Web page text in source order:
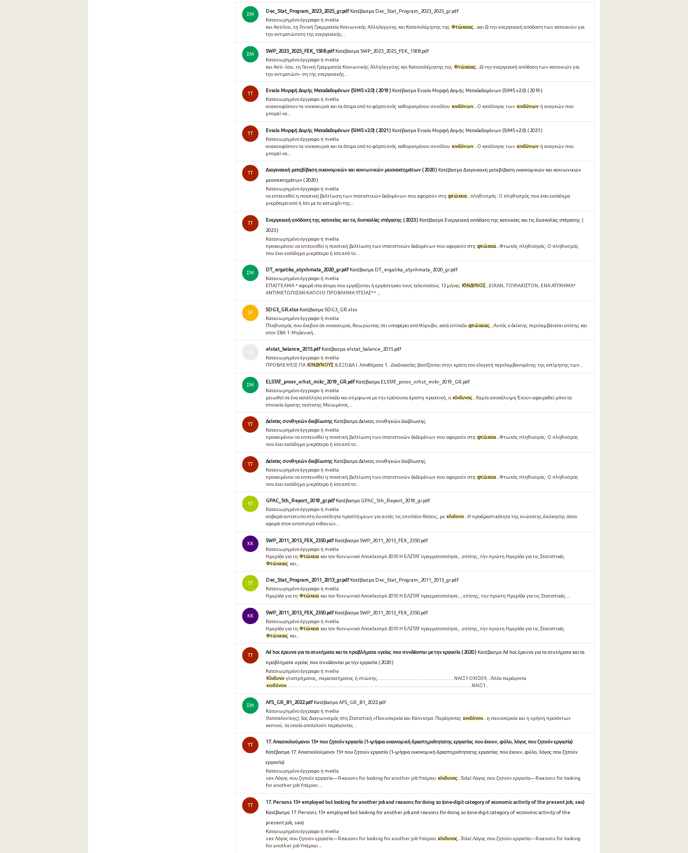
ΣΜ
Dec_Stat_Program_2023_2025_gr.pdf Κατέβασμα Dec_Stat_Program_2023_2025_gr.pdf
Καταχωρημένο έγγραφο ή media
και Ασύλου, τη Γενική Γραμματεία Κοινωνικής Αλληλεγγύης και Καταπολέμησης της Φτώχειας...και δ) την ενεργειακή απόδοση των κατοικιών για
την αντιμετώπιση της ενεργειακής...
ΣΜ
SWP_2023_2025_FEK_158B.pdf Κατέβασμα SWP_2023_2025_FEK_158B.pdf
Καταχωρημένο έγγραφο ή media
και Ασύ- λου, τη Γενική Γραμματεία Κοινωνικής Αλληλεγγύης και Καταπολέμησης της Φτώχειας ...δ) την ενεργειακή απόδοση των κατοικιών για
την αντιμετώπι- ση της ενεργειακής...
TT
Ενιαία Μορφή Δομής Μεταδεδομένων (SIMS v2.0) ( 2019 ) Κατέβασμα Ενιαία Μορφή Δομής Μεταδεδομένων (SIMS v2.0) ( 2019 )
Καταχωρημένο έγγραφο ή media
ανακουφίσουν τα νοικοκυριά και τα άτομα από το φόρτο ενός καθορισμένου συνόλου κινδύνων...Ο κατάλογος των κινδύνων ή αναγκών που
μπορεί να...
TT
Ενιαία Μορφή Δομής Μεταδεδομένων (SIMS v2.0) ( 2021 ) Κατέβασμα Ενιαία Μορφή Δομής Μεταδεδομένων (SIMS v2.0) ( 2021 )
Καταχωρημένο έγγραφο ή media
ανακουφίσουν τα νοικοκυριά και τα άτομα από το φόρτο ενός καθορισμένου συνόλου κινδύνων ...Ο κατάλογος των κινδύνων ή αναγκών που
μπορεί να...
TT
Διαγενεακή μεταβίβαση οικονομικών και κοινωνικών μειονεκτημάτων ( 2020 ) Κατέβασμα Διαγενεακή μεταβίβαση οικονομικών και κοινωνικών
μειονεκτημάτων ( 2020 )
Καταχωρημένο έγγραφο ή media
να επιτευχθεί η ποιοτική βελτίωση των στατιστικών δεδομένων που αφορούν στη φτώχεια...πληθυσμός: Ο πληθυσμός που έχει εισόδημα
μικρότερο από ή ίσο με το κατώφλι της...
TT
Ενεργειακή απόδοση της κατοικίας και τις δυσκολίες στέγασης ( 2023 ) Κατέβασμα Ενεργειακή απόδοση της κατοικίας και τις δυσκολίες στέγασης (
2023 )
Καταχωρημένο έγγραφο ή media
προκειμένου να επιτευχθεί η ποιοτική βελτίωση των στατιστικών δεδομένων που αφορούν στη φτώχεια ...Φτωχός πληθυσμός: Ο πληθυσμός
που έχει εισόδημα μικρότερο ή ίσο από το ...
ΣΜ
DT_ergatika_atyxhmata_2020_gr.pdf Κατέβασμα DT_ergatika_atyxhmata_2020_gr.pdf
Καταχωρημένο έγγραφο ή media
ΕΠΑΓΓΕΛΜΑ * αφορά στα άτομα που εργάζονται ή εργάστηκαν τους τελευταίους 12 μήνες ΚΊΝΔΥΝΟΣ...ΕΙΧΑΝ, ΤΟΥΛΑΧΙΣΤΟΝ, ΕΝΑ ΑΤΥΧΗΜΑ*
ΑΝΤΙΜΕΤΩΠΙΣΑΝ ΚΑΠΟΙΟ ΠΡΟΒΛΗΜΑ ΥΓΕΙΑΣ** ...
SF
SDG3_GR.xlsx Κατέβασμα SDG3_GR.xlsx
Καταχωρημένο έγγραφο ή media
Πληθυσμός που διαβιοί σε νοικοκυριά, θεωρώντας ότι υποφέρει από θόρυβο, κατά επίπεδο φτώχειας ...Αυτός ο δείκτης περιλαμβάνεται επίσης και
στον ΣΒΑ 1: Μηδενική...
elstat_balance_2015.pdf Κατέβασμα elstat_balance_2015.pdf
Καταχωρημένο έγγραφο ή media
ΠΡΟΒΛΕΨΕΙΣ ΓΙΑ ΚΙΝΔΥΝΟΥΣ & ΕΞΟΔΑ Ι. Αποθέματα 1....διαδικασίες βασίζονται στην κρίση του ελεγκτή περιλαμβανομένης της εκτίμησης των...
ΣΜ
ELSTAT_prosv_xrhst_mikr_2019_GR.pdf Κατέβασμα ELSTAT_prosv_xrhst_mikr_2019_GR.pdf
Καταχωρημένο έγγραφο ή media
μειωθεί σε ένα κατάλληλο επίπεδο και σύμφωνα με την τρέχουσα άριστη πρακτική, ο κίνδυνος ...Καμία αποκάλυψη Έχουν αφαιρεθεί μόνο τα
στοιχεία άμεσης ταύτισης Μειωμένος...
TT
Δείκτες συνθηκών διαβίωσης Κατέβασμα Δείκτες συνθηκών διαβίωσης
Καταχωρημένο έγγραφο ή media
προκειµένου να επιτευχθεί η ποιοτική βελτίωση των στατιστικών δεδοµένων που αφορούν στη φτώχεια...Φτωχός πληθυσµός: Ο πληθυσµός
που έχει εισόδηµα µικρότερο ή ίσο από το...
TT
Δείκτες συνθηκών διαβίωσης Κατέβασμα Δείκτες συνθηκών διαβίωσης
Καταχωρημένο έγγραφο ή media
προκειμένου να επιτευχθεί η ποιοτική βελτίωση των στατιστικών δεδομένων που αφορούν στη φτώχεια ...Φτωχός πληθυσμός: Ο πληθυσμός
που έχει εισόδημα μικρότερο ή ίσο από το...
ST
GPAC_5th_Report_2018_gr.pdf Κατέβασμα GPAC_5th_Report_2018_gr.pdf
Καταχωρημένο έγγραφο ή media
σοβαρό αντίκτυπο στη δυνατότητα προσλήψεων για αυτές τις επιπλέον θέσεις, με κίνδυνο...Η προδραστικότητα της ανώτατης διοίκησης όσον
αφορά στον εντοπισμό πιθανών...
KK
SWP_2011_2013_FEK_2350.pdf Κατέβασμα SWP_2011_2013_FEK_2350.pdf
Καταχωρημένο έγγραφο ή media
Ημερίδα για τη Φτώχεια και τον Κοινωνικό Αποκλεισμό 2010 Η ΕΛΣΤΑΤ πραγματοποίησε,...επίσης, την πρώτη Ημερίδα για τις Στατιστικές
Φτώχειας και...
ST
Dec_Stat_Program_2011_2013_gr.pdf Κατέβασμα Dec_Stat_Program_2011_2013_gr.pdf
Καταχωρημένο έγγραφο ή media
Ημερίδα για τη Φτώχεια και τον Κοινωνικό Αποκλεισμό 2010 Η ΕΛΣΤΑΤ πραγματοποίησε..., επίσης, την πρώτη Ημερίδα για τις Στατιστικές ...
KK
SWP_2011_2013_FEK_2350.pdf Κατέβασμα SWP_2011_2013_FEK_2350.pdf
Καταχωρημένο έγγραφο ή media
Ημερίδα για τη Φτώχεια και τον Κοινωνικό Αποκλεισμό 2010 Η ΕΛΣΤΑΤ πραγματοποίησε,...επίσης, την πρώτη Ημερίδα για τις Στατιστικές
Φτώχειας και...
TT
Ad hoc έρευνα για τα ατυχήματα και τα προβλήματα υγείας που συνδέονται με την εργασία ( 2020 ) Κατέβασμα Ad hoc έρευνα για τα ατυχήματα και τα
προβλήματα υγείας που συνδέονται με την εργασία ( 2020 )
Καταχωρημένο έγγραφο ή media
Κίνδυνο γλιστρήματος, παραπατήματος ή πτώσης………………………………………ΝΑΙ1 ΟΧΙ0 9....Άλλο παράγοντα
κινδύνου………………………………………………………………………………………………ΝΑΙ1...
ΣΜ
AFS_GR_B1_2022.pdf Κατέβασμα AFS_GR_B1_2022.pdf
Καταχωρημένο έγγραφο ή media
Θεσσαλονίκης) 5ος Διαγωνισμός στη Στατιστική «Παχυσαρκία και Κάπνισμα: Παράγοντες κινδύνου ...η παχυσαρκία και η χρήση προϊόντων
καπνού, τα οποία αποτελούν παράγοντες...
TT
17. Απασχολούμενοι 15+ που ζητούν εργασία (1-ψήφια οικονομική δραστηριότητατης εργασίας που έχουν, φύλο, λόγος που ζητούν εργασία)
Κατέβασμα 17. Απασχολούμενοι 15+ που ζητούν εργασία (1-ψήφια οικονομική δραστηριότητατης εργασίας που έχουν, φύλο, λόγος που ζητούν
εργασία)
Καταχωρημένο έγγραφο ή media
sex Λόγος που ζητούν εργασία—Reasons for looking for another job Υπάρχει κίνδυνος...Total Λόγος που ζητούν εργασία—Reasons for looking
for another job Υπάρχει ...
TT
17. Persons 15+ employed but looking for another job and reasons for doing so (one-digit category of economic activity of the present job, sex)
Κατέβασμα 17. Persons 15+ employed but looking for another job and reasons for doing so (one-digit category of economic activity of the
present job, sex)
Καταχωρημένο έγγραφο ή media
sex Λόγος που ζητούν εργασία—Reasons for looking for another job Υπάρχει κίνδυνος ...Total Λόγος που ζητούν εργασία—Reasons for looking
for another job Υπάρχει ...